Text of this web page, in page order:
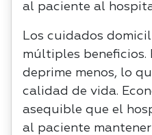
al paciente al
Los cuidados
múltiples beneficios.
deprime menos, lo
calidad de vida.
asequible que el
al paciente